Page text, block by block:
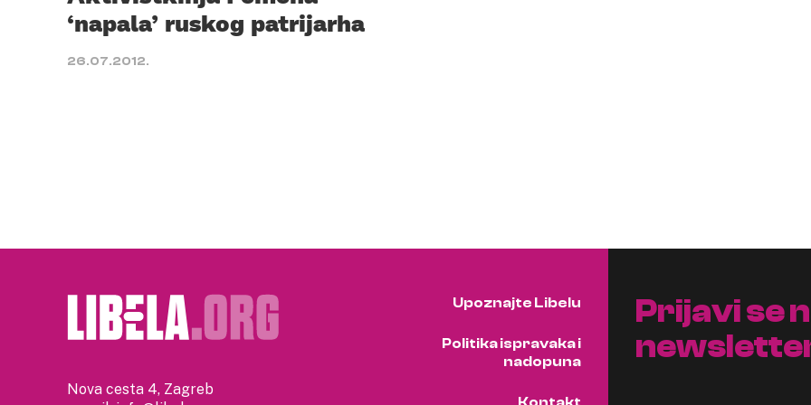
‘napala’ ruskog patrijarha
26.07.2012.
Nova cesta 4, Zagreb
Upoznajte Libelu
Politika ispravaka i
nadopuna
Prijavi se